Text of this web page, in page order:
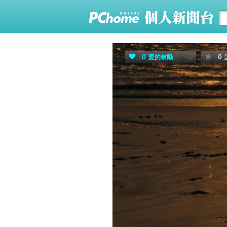
0 愛的鼓勵 0